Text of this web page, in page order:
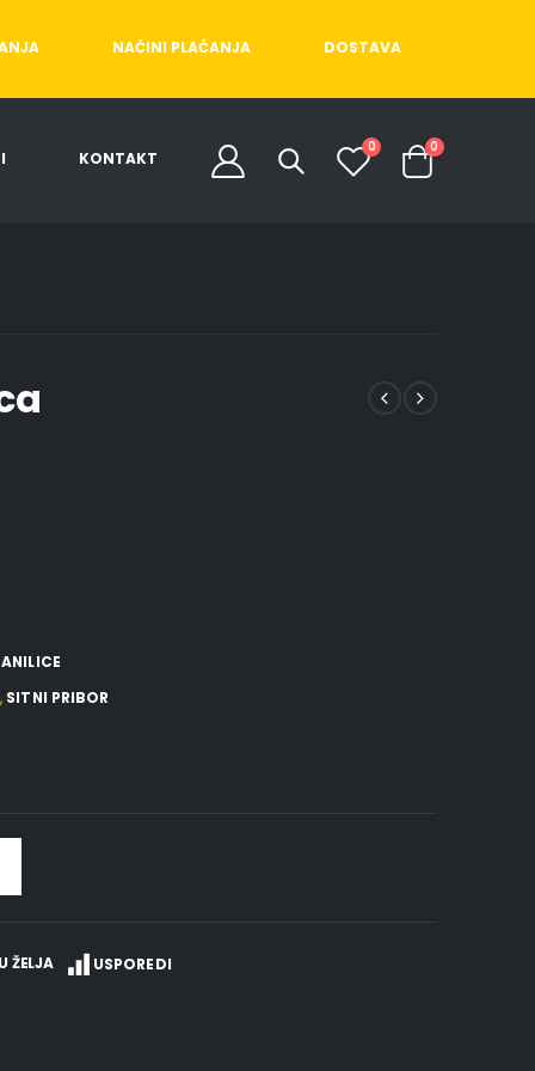
NAČINI PLAĆANJA DOSTAVA
KONTAKT
0 0
, SITNI PRIBOR
ŽELJA USPOREDI